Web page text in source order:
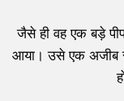
जैसे ही वह एक बड़े
आया। उसे एक अजीब